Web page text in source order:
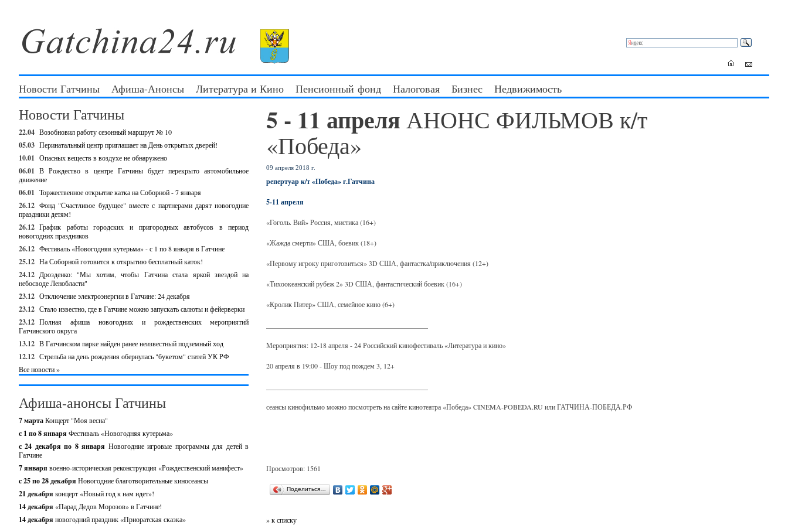
Новости Гатчины Афиша-Анонсы Литература и Кино Пенсионный фонд Налоговая Бизнес Недвижимость
Новости Гатчины
22.04 Возобновил работу сезонный маршрут № 10
05.03 Перинатальный центр приглашает на День открытых дверей!
10.01 Опасных веществ в воздухе не обнаружено
06.01 В Рождество в центре Гатчины будет перекрыто автомобильное
движение
06.01 Торжественное открытие катка на Соборной - 7 января
26.12 Фонд "Счастливое будущее" вместе с партнерами дарят новогодние
праздники детям!
26.12 График работы городских и пригородных автобусов в период
новогодних праздников
26.12 Фестиваль «Новогодняя кутерьма» - с 1 по 8 января в Гатчине
25.12 На Соборной готовится к открытию бесплатный каток!
24.12 Дрозденко: "Мы хотим, чтобы Гатчина стала яркой звездой на
небосводе Ленобласти"
23.12 Отключение электроэнергии в Гатчине: 24 декабря
23.12 Стало известно, где в Гатчине можно запускать салюты и фейерверки
23.12 Полная афиша новогодних и рождественских мероприятий
Гатчинского округа
13.12 В Гатчинском парке найден ранее неизвестный подземный ход
12.12 Стрельба на день рождения обернулась "букетом" статей УК РФ
Все новости »
Афиша-анонсы Гатчины
7 мартаКонцерт "Моя весна"
с 1 по 8 января Фестиваль «Новогодняя кутерьма»
с 24 декабря по 8 января Новогодние игровые программы для детей в
Гатчине
7 января военно-историческая реконструкция «Рождественский манифест»
c 25 по 28 декабря Новогодние благотворительные киносеансы
21 декабря концерт «Новый год к нам идет»!
14 декабря «Парад Дедов Морозов» в Гатчине!
14 декабря новогодний праздник «Приоратская сказка»
5 - 11 апреляАНОНС ФИЛЬМОВ к/т
«Победа»
09 апреля 2018 г.
репертуар к/т «Победа» г.Гатчина
5-11 апреля
«Гоголь. Вий» Россия, мистика (16+)
«Жажда смерти» США, боевик (18+)
«Первому игроку приготовиться» 3D США, фантастка/приключения (12+)
«Тихоокеанский рубеж 2» 3D США, фантастический боевик (16+)
«Кролик Питер» США, семейное кино (6+)
Мероприятия: 12-18 апреля - 24 Российский кинофестиваль «Литература и кино»
20 апреля в 19:00 - Шоу под пождем 3, 12+
сеансы кинофильмо можно посмотреть на сайте кинотеатра «Победа» CINEMA-POBEDA.RU или ГАТЧИНА-ПОБЕДА.РФ
Просмотров: 1561
Поделиться…
» к списку